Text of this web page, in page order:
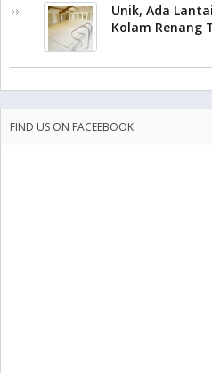
Unik, Ada
Kolam Renang
FIND US ON FACEEBOOK